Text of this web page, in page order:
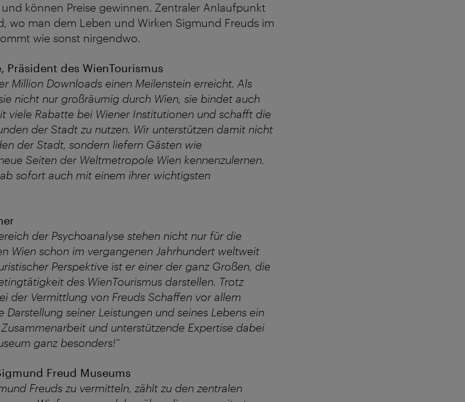
können Preise gewinnen. Zentraler Anlaufpunkt
wo man dem Leben und Wirken Sigmund Freuds im
wie sonst nirgendwo.
des WienTourismus
Million Downloads einen Meilenstein erreicht. Als
nicht nur großräumig durch Wien, sie bindet auch
viele Rabatte bei Wiener Institutionen und schafft die
der Stadt zu nutzen. Wir unterstützen damit nicht
der Stadt, sondern liefern Gästen wie
Seiten der Weltmetropole Wien kennenzulernen.
sofort auch mit einem ihrer wichtigsten
der Psychoanalyse stehen nicht nur für die
Wien schon im vergangenen Jahrhundert weltweit
Perspektive ist er einer der ganz Großen, die
des WienTourismus darstellen. Trotz
der Vermittlung von Freuds Schaffen vor allem
seiner Leistungen und seines Lebens ein
und unterstützende Expertise dabei
ganz besonders!“
Freud Museums
Freuds zu vermitteln, zählt zu den zentralen